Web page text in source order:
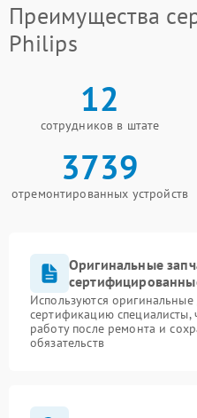
Преимущества
Philips
12
сотрудников в штате
3739
отремонтированных устройств
Оригинальные
Используются
сертификацию специалисты,
работу после ремонта и
обязательств